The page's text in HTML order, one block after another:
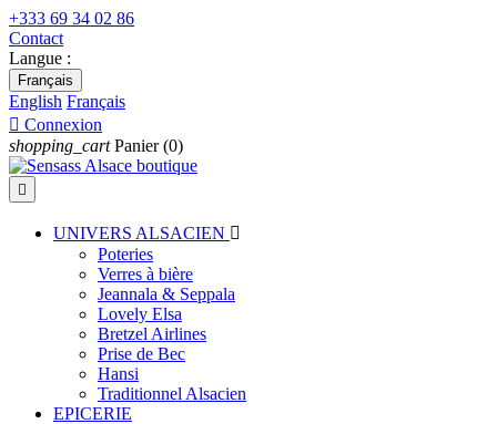
+333 69 34 02 86
Contact
Langue :
Français
English Français
 Connexion
shopping_cart Panier (0)

UNIVERS ALSACIEN 
Poteries
Verres à bière
Jeannala & Seppala
Lovely Elsa
Bretzel Airlines
Prise de Bec
Hansi
Traditionnel Alsacien
EPICERIE